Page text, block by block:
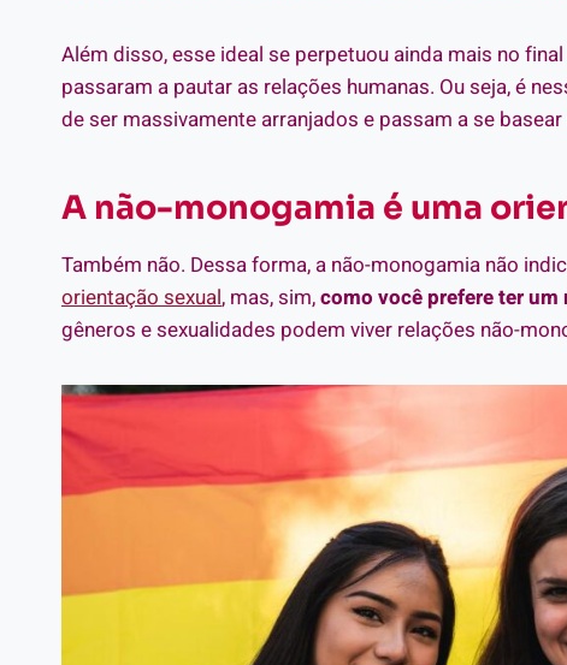
Além disso, esse ideal se perpetuou ainda mais no
passaram a pautar as relações humanas. Ou seja, é
de ser massivamente arranjados e passam a se
A não-monogamia é uma
Também não. Dessa forma, a não-monogamia não
orientação sexual, mas, sim,como você prefere ter
gêneros e sexualidades podem viver relações não-